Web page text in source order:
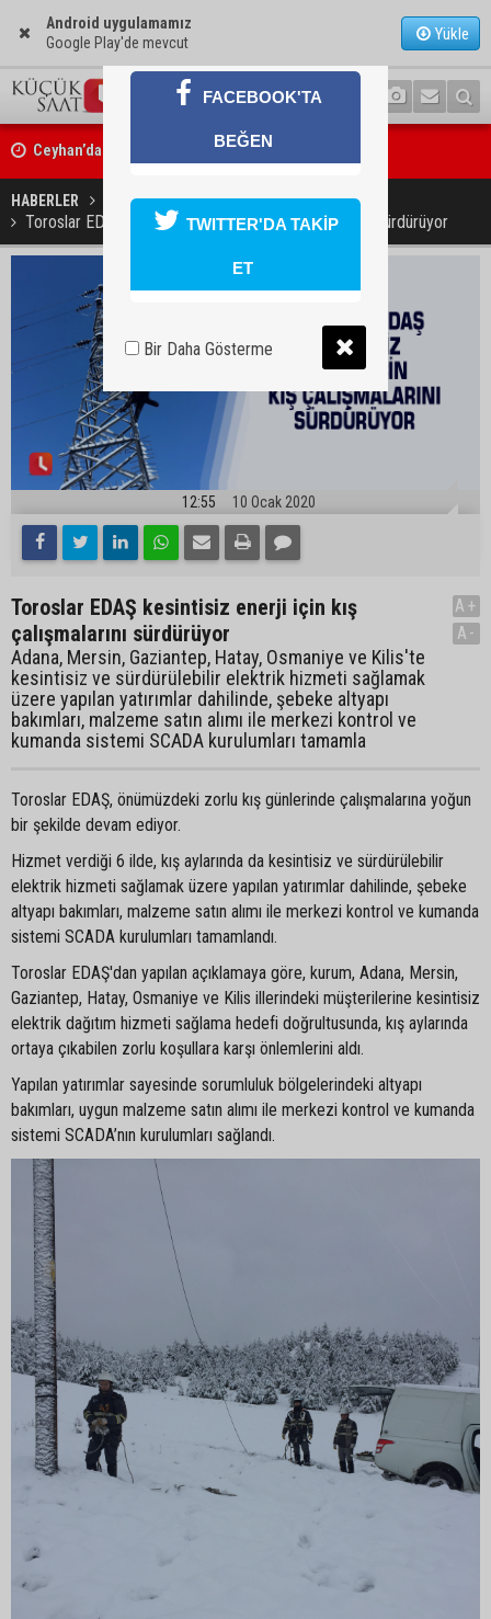
Android uygulamamız
Google Play'de mevcut
Yükle
Ceyhan’da asfalt çalışmaları sürüyor
Ceyhan’da açık hava sineması keyfi iki farklı parkta devam ediyor
HABERLER GÜNDEM
Toroslar EDAŞ kesintisiz enerji için kış çalışmalarını sürdürüyor
12:55 10 Ocak 2020
Toroslar EDAŞ kesintisiz enerji için kış
çalışmalarını sürdürüyor
Adana, Mersin, Gaziantep, Hatay, Osmaniye ve Kilis'te
kesintisiz ve sürdürülebilir elektrik hizmeti sağlamak
üzere yapılan yatırımlar dahilinde, şebeke altyapı
bakımları, malzeme satın alımı ile merkezi kontrol ve
kumanda sistemi SCADA kurulumları tamamla
A+
A-
Toroslar EDAŞ, önümüzdeki zorlu kış günlerinde çalışmalarına yoğun
bir şekilde devam ediyor.
Hizmet verdiği 6 ilde, kış aylarında da kesintisiz ve sürdürülebilir
elektrik hizmeti sağlamak üzere yapılan yatırımlar dahilinde, şebeke
altyapı bakımları, malzeme satın alımı ile merkezi kontrol ve kumanda
sistemi SCADA kurulumları tamamlandı.
Toroslar EDAŞ'dan yapılan açıklamaya göre, kurum, Adana, Mersin,
Gaziantep, Hatay, Osmaniye ve Kilis illerindeki müşterilerine kesintisiz
elektrik dağıtım hizmeti sağlama hedefi doğrultusunda, kış aylarında
ortaya çıkabilen zorlu koşullara karşı önlemlerini aldı.
Yapılan yatırımlar sayesinde sorumluluk bölgelerindeki altyapı
bakımları, uygun malzeme satın alımı ile merkezi kontrol ve kumanda
sistemi SCADA’nın kurulumları sağlandı.
FACEBOOK'TA
BEĞEN
TWITTER'DA TAKİP
ET
Bir Daha Gösterme